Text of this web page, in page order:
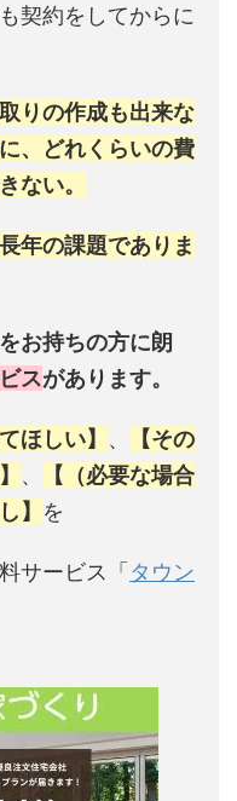
契約をしてからに
りの作成も出来な
、どれくらいの費
ない。
年の課題でありま
お持ちの方に朗
スがあります。
ほしい】 、
【その
、
【（必要な場合
】 を
サービス「 タウン